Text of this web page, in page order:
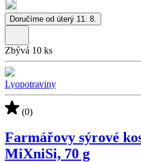
Doručíme od úterý 11. 8.
Zbývá 10 ks
Lyopotraviny
(0)
Farmářovy sýrové
MiXniSi, 70 g